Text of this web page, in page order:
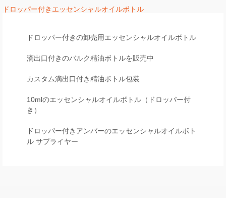
ドロッパー付きエッセンシャルオイルボトル
ドロッパー付きの卸売用エッセンシャルオイルボトル
滴出口付きのバルク精油ボトルを販売中
カスタム滴出口付き精油ボトル包装
10mlのエッセンシャルオイルボトル（ドロッパー付
き）
ドロッパー付きアンバーのエッセンシャルオイルボト
ル サプライヤー